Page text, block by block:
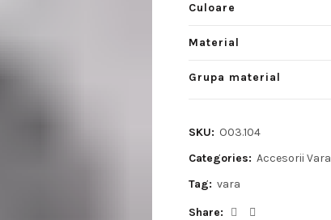
Culoare
Material
Grupa material
SKU: O03.104
Categories: Accesorii Vara
Tag: vara
Share